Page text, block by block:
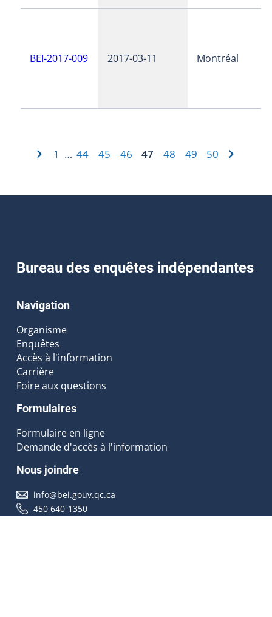
BEI-2017-009 2017-03-11 Montréal
1 … 44 45 46 47 48 49 50
Bureau des enquêtes indépendantes
Navigation
Organisme
Enquêtes
Accès à l'information
Carrière
Foire aux questions
Formulaires
Formulaire en ligne
Demande d'accès à l'information
Nous joindre
info@bei.gouv.qc.ca
450 640-1350